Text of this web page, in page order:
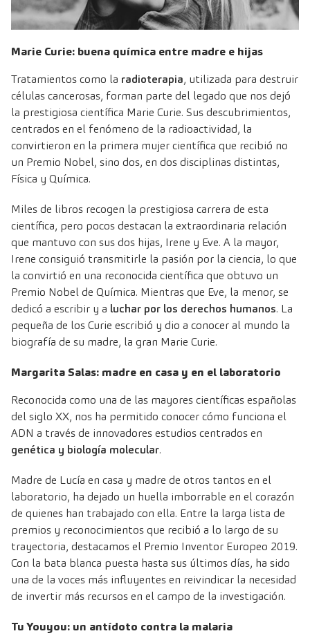
Marie Curie: buena química entre madre e hijas
Tratamientos como la radioterapia, utilizada para destruir
células cancerosas, forman parte del legado que nos dejó
la prestigiosa científica Marie Curie. Sus descubrimientos,
centrados en el fenómeno de la radioactividad, la
convirtieron en la primera mujer científica que recibió no
un Premio Nobel, sino dos, en dos disciplinas distintas,
Física y Química.
Miles de libros recogen la prestigiosa carrera de esta
científica, pero pocos destacan la extraordinaria relación
que mantuvo con sus dos hijas, Irene y Eve. A la mayor,
Irene consiguió transmitirle la pasión por la ciencia, lo que
la convirtió en una reconocida científica que obtuvo un
Premio Nobel de Química. Mientras que Eve, la menor, se
dedicó a escribir y a luchar por los derechos humanos. La
pequeña de los Curie escribió y dio a conocer al mundo la
biografía de su madre, la gran Marie Curie.
Margarita Salas: madre en casa y en el laboratorio
Reconocida como una de las mayores científicas españolas
del siglo XX, nos ha permitido conocer cómo funciona el
ADN a través de innovadores estudios centrados en
genética y biología molecular.
Madre de Lucía en casa y madre de otros tantos en el
laboratorio, ha dejado un huella imborrable en el corazón
de quienes han trabajado con ella. Entre la larga lista de
premios y reconocimientos que recibió a lo largo de su
trayectoria, destacamos el Premio Inventor Europeo 2019.
Con la bata blanca puesta hasta sus últimos días, ha sido
una de la voces más influyentes en reivindicar la necesidad
de invertir más recursos en el campo de la investigación.
Tu Youyou: un antídoto contra la malaria